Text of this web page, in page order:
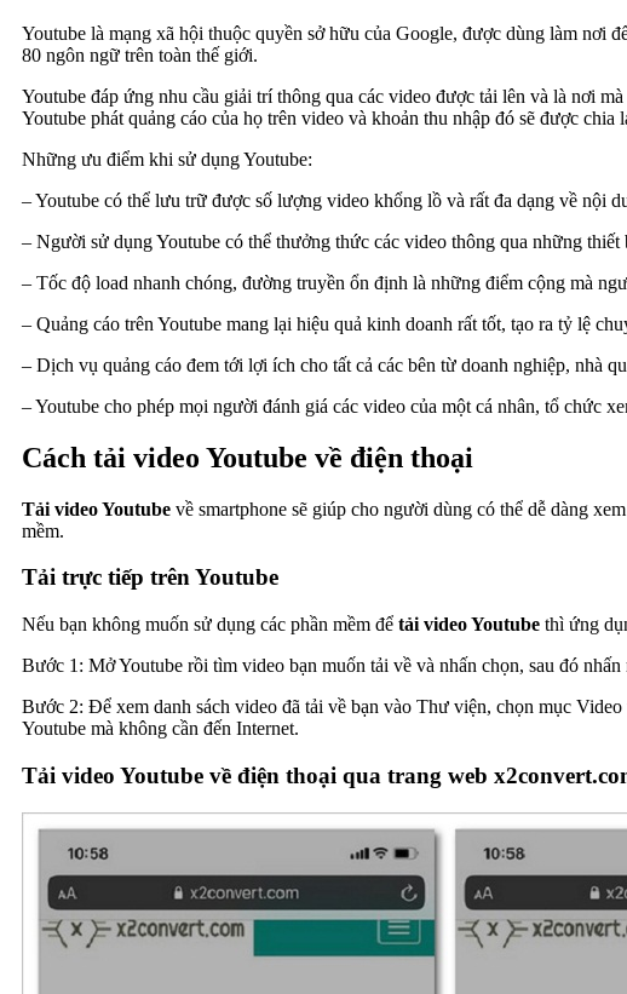
Youtube là mạng xã hội thuộc quyền sở hữu của Google, được dùng làm nơi
80 ngôn ngữ trên toàn thế giới.
Youtube đáp ứng nhu cầu giải trí thông qua các video được tải lên và là nơi
Youtube phát quảng cáo của họ trên video và khoản thu nhập đó sẽ được chia
Những ưu điểm khi sử dụng Youtube:
– Youtube có thể lưu trữ được số lượng video khổng lồ và rất đa dạng về nội
– Người sử dụng Youtube có thể thưởng thức các video thông qua những
– Tốc độ load nhanh chóng, đường truyền ổn định là những điểm cộng mà
– Quảng cáo trên Youtube mang lại hiệu quả kinh doanh rất tốt, tạo ra tỷ lệ
– Dịch vụ quảng cáo đem tới lợi ích cho tất cả các bên từ doanh nghiệp, nhà
– Youtube cho phép mọi người đánh giá các video của một cá nhân, tổ chức
Cách tải video Youtube về điện thoại
Tải video Youtube về smartphone sẽ giúp cho người dùng có thể dễ dàng
mềm.
Tải trực tiếp trên Youtube
Nếu bạn không muốn sử dụng các phần mềm để tải video Youtube thì ứng
Bước 1: Mở Youtube rồi tìm video bạn muốn tải về và nhấn chọn, sau đó nhấn
Bước 2: Để xem danh sách video đã tải về bạn vào Thư viện, chọn mục
Youtube mà không cần đến Internet.
Tải video Youtube về điện thoại qua trang web